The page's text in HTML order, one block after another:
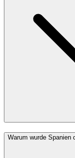
Warum wurde Spanien